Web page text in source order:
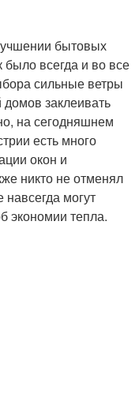
бытовых
всегда и во все
сильные ветры
заклеивать
на сегодняшнем
есть много
окон и
никто не отменял
могут
экономии тепла.